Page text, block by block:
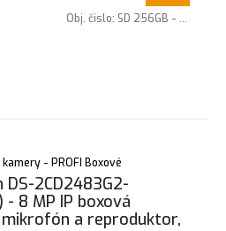
Obj. čislo: SD 256GB - SanDisk High Endurance 256GB
kamery - PROFI Boxové
DS-2CD2483G2-
- 8 MP IP boxová
a reproduktor,